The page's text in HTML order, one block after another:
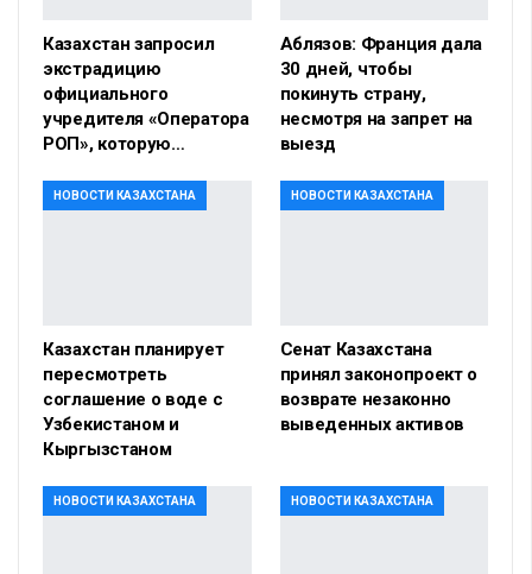
Казахстан запросил
экстрадицию
официального
учредителя «Оператора
РОП», которую…
Аблязов: Франция дала
30 дней, чтобы
покинуть страну,
несмотря на запрет на
выезд
НОВОСТИ КАЗАХСТАНА
Казахстан планирует
пересмотреть
соглашение о воде с
Узбекистаном и
Кыргызстаном
НОВОСТИ КАЗАХСТАНА
Сенат Казахстана
принял законопроект о
возврате незаконно
выведенных активов
НОВОСТИ КАЗАХСТАНА НОВОСТИ КАЗАХСТАНА